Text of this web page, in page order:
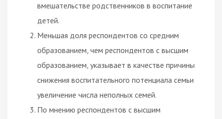
вмешательстве родственников в воспитание
детей.
Меньшая доля респондентов со средним
образованием, чем респондентов с высшим
образованием, указывает в качестве причины
снижения воспитательного потенциала семьи
увеличение числа неполных семей.
По мнению респондентов с высшим